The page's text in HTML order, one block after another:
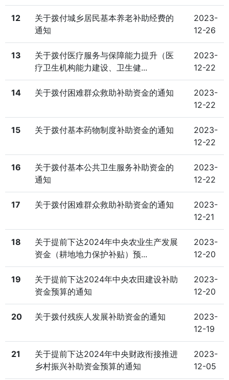
12
关于拨付城乡居民基本养老补助经费的
通知
2023-
12-26
13
关于拨付医疗服务与保障能力提升（医
疗卫生机构能力建设、卫生健...
2023-
12-22
14 关于拨付困难群众救助补助资金的通知
2023-
12-22
15 关于拨付基本药物制度补助资金的通知
2023-
12-22
16
关于拨付基本公共卫生服务补助资金的
通知
2023-
12-22
17 关于拨付困难群众救助补助资金的通知
2023-
12-21
18
关于提前下达2024年中央农业生产发展
资金（耕地地力保护补贴）预...
2023-
12-20
19
关于提前下达2024年中央农田建设补助
资金预算的通知
2023-
12-20
20 关于拨付残疾人发展补助资金的通知
2023-
12-19
21
关于提前下达2024年中央财政衔接推进
乡村振兴补助资金预算的通知
2023-
12-05